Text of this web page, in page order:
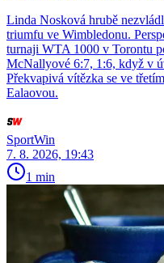
Linda Nosková hrubě
triumfu ve Wimbledonu.
turnaji WTA 1000 v Torontu
McNallyové 6:7, 1:6, když v
Překvapivá vítězka se ve
Ealaovou.
SportWin
7. 8. 2026, 19:43
1 min